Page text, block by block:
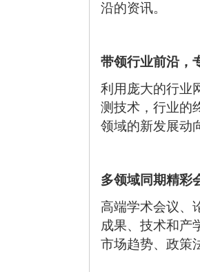
沿的资讯。
带领行业前沿，
利用庞大的行业
测技术，行业的
领域的新发展动
多领域同期精彩
高端学术会议、
成果、技术和产
市场趋势、政策